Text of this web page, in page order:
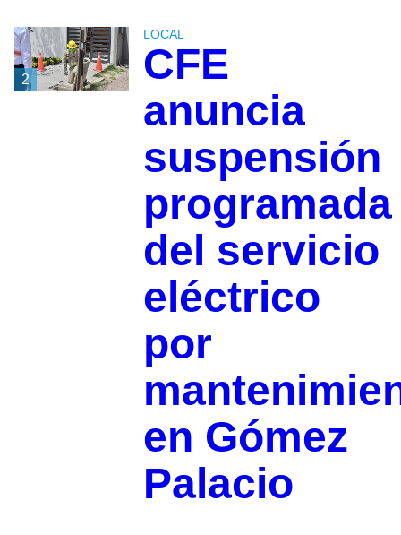
2
LOCAL
CFE
anuncia
suspensión
programada
del servicio
eléctrico
por
en Gómez
Palacio